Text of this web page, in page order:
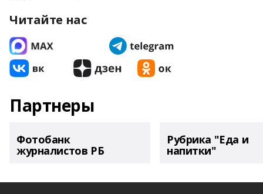
Читайте нас
Партнеры
Фотобанк
журналистов РБ
Рубрика "Еда и
напитки"